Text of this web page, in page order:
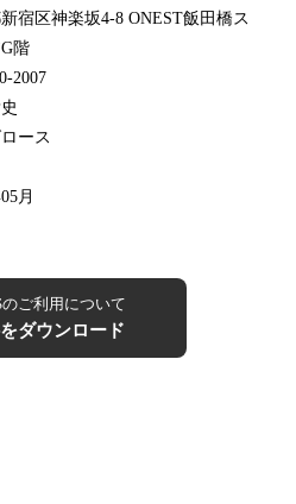
宿区神楽坂4-8 ONEST飯田橋ス
階
2007
ース
月
のご利用について
ダウンロード